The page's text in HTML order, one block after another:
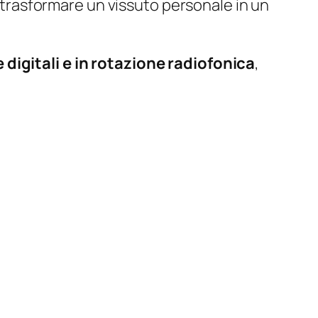
un vissuto personale in un
digitali e in rotazione radiofonica,